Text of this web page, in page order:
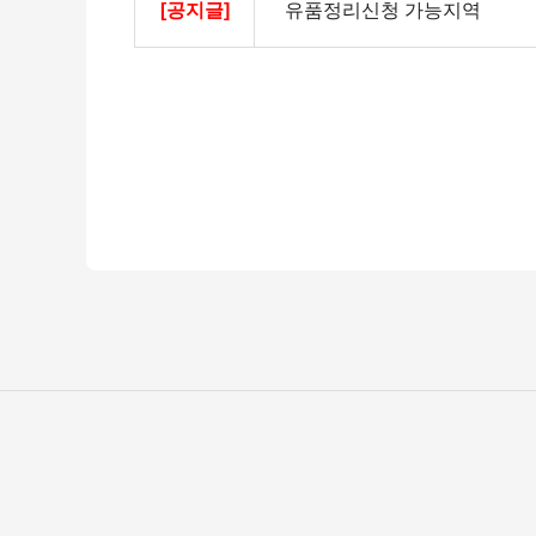
[공지글] 유품정리신청 가능지역